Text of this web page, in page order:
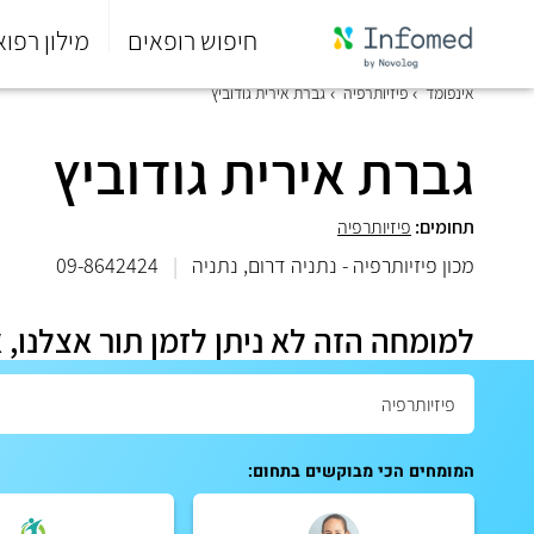
חיפוש רופאים מילון
סוף
אינפומד פיזיותרפיה גברת אירית גודוביץ
גברת אירית גודוביץ
תחומים: פיזיותרפיה
מכון פיזיותרפיה - נתניה דרום, נתניה |
09-8642424
למומחה הזה לא ניתן לזמן תור
המומחים הכי מבוקשים בתחום: